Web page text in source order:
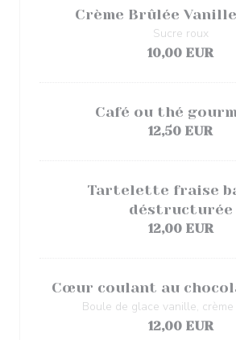
Crème Brûlée
Sucre roux
10,00 EUR
Café ou thé
12,50 EUR
Tartelette fraise
déstructurée
12,00 EUR
Cœur coulant au
Boule de glace vanille,
12,00 EUR